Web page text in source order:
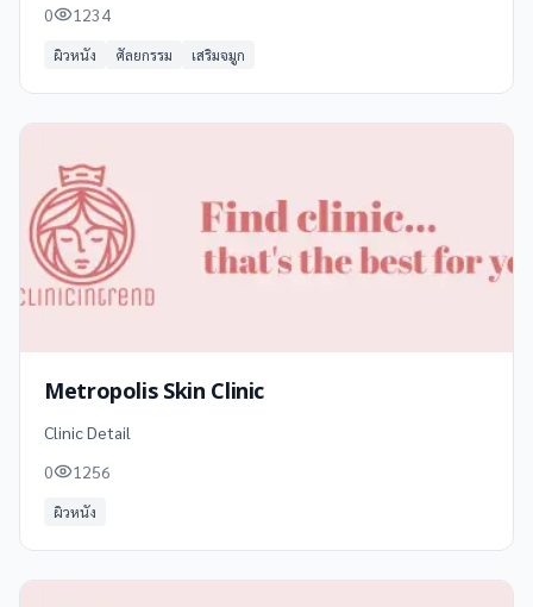
0 1234
ผิวหนัง ศัลยกรรม เสริมจมูก
Metropolis Skin Clinic
Clinic Detail
0
1256
ผิวหนัง